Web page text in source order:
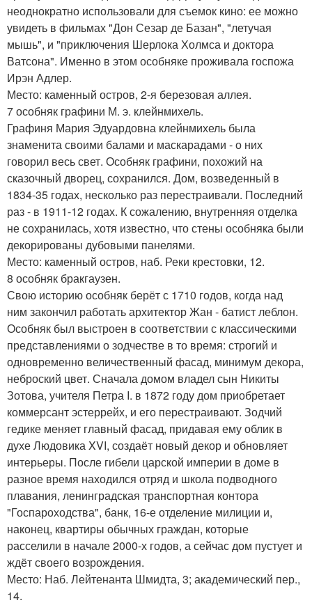
неоднократно использовали для съемок кино: ее можно
увидеть в фильмах "Дон Сезар де Базан", "летучая
мышь", и "приключения Шерлока Холмса и доктора
Ватсона". Именно в этом особняке проживала госпожа
Ирэн Адлер.
Место: каменный остров, 2-я березовая аллея.
7 особняк графини М. э. клейнмихель.
Графиня Мария Эдуардовна клейнмихель была
знаменита своими балами и маскарадами - о них
говорил весь свет. Особняк графини, похожий на
сказочный дворец, сохранился. Дом, возведенный в
1834-35 годах, несколько раз перестраивали. Последний
раз - в 1911-12 годах. К сожалению, внутренняя отделка
не сохранилась, хотя известно, что стены особняка были
декорированы дубовыми панелями.
Место: каменный остров, наб. Реки крестовки, 12.
8 особняк бракгаузен.
Свою историю особняк берёт с 1710 годов, когда над
ним закончил работать архитектор Жан - батист леблон.
Особняк был выстроен в соответствии с классическими
представлениями о зодчестве в то время: строгий и
одновременно величественный фасад, минимум декора,
неброский цвет. Сначала домом владел сын Никиты
Зотова, учителя Петра I. в 1872 году дом приобретает
коммерсант эстеррейх, и его перестраивают. Зодчий
гедике меняет главный фасад, придавая ему облик в
духе Людовика XVI, создаёт новый декор и обновляет
интерьеры. После гибели царской империи в доме в
разное время находился отряд и школа подводного
плавания, ленинградская транспортная контора
"Госпароходства", банк, 16-е отделение милиции и,
наконец, квартиры обычных граждан, которые
расселили в начале 2000-х годов, а сейчас дом пустует и
ждёт своего возрождения.
Место: Наб. Лейтенанта Шмидта, 3; академический пер.,
14.